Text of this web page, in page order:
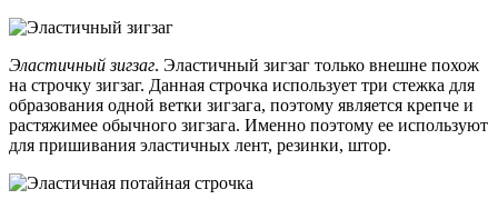
Эластичный зигзаг. Эластичный зигзаг только внешне похож
на строчку зигзаг. Данная строчка использует три стежка для
образования одной ветки зигзага, поэтому является крепче и
растяжимее обычного зигзага. Именно поэтому ее используют
для пришивания эластичных лент, резинки, штор.